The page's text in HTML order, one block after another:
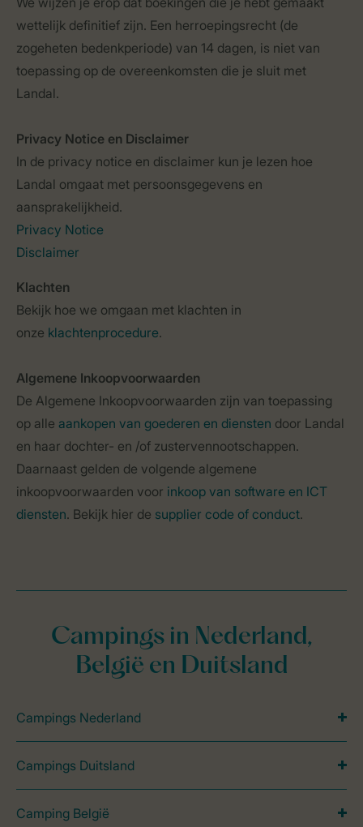
wettelijk definitief zijn. Een herroepingsrecht (de
zogeheten bedenkperiode) van 14 dagen, is niet van
toepassing op de overeenkomsten die je sluit met
Landal.
Privacy Notice en Disclaimer
In de privacy notice en disclaimer kun je lezen hoe
Landal omgaat met persoonsgegevens en
aansprakelijkheid.
Privacy Notice
Disclaimer
Klachten
Bekijk hoe we omgaan met klachten in
onze klachtenprocedure.
Algemene Inkoopvoorwaarden
De Algemene Inkoopvoorwaarden zijn van toepassing
op alle aankopen van goederen en diensten door Landal
en haar dochter- en /of zustervennootschappen.
Daarnaast gelden de volgende algemene
inkoopvoorwaarden voor inkoop van software en ICT
diensten. Bekijk hier de supplier code of conduct.
Campings in Nederland,
België en Duitsland
Campings Nederland
Campings Duitsland
Camping België